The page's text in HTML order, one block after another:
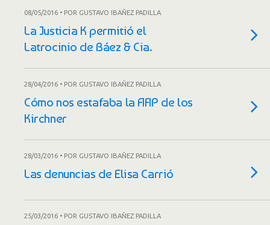
08/05/2016 • POR GUSTAVO IBAÑEZ PADILLA
La Justicia K permitió el
Latrocinio de Báez & Cia.
28/04/2016 • POR GUSTAVO IBAÑEZ PADILLA
Cómo nos estafaba la AFIP de los
Kirchner
28/03/2016 • POR GUSTAVO IBAÑEZ PADILLA
Las denuncias de Elisa Carrió
25/03/2016 • POR GUSTAVO IBAÑEZ PADILLA